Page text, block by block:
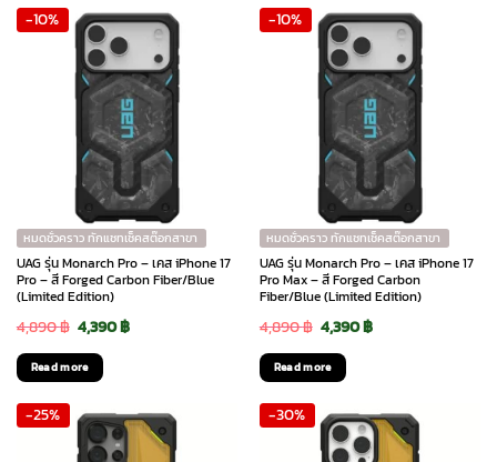
-10%
หมดชั่วคราว ทักแชทเช็คสต๊อกสาขา
UAG รุ่น Monarch Pro – เคส iPhone 17
Pro – สี Forged Carbon Fiber/Blue
(Limited Edition)
4,890฿ Original
price
was:
4,890 ฿.
4,390฿Current
4,390 ฿.
Read more
-10%
หมดชั่วคราว ทักแชทเช็คสต๊อกสาขา
UAG รุ่น Monarch Pro – เคส iPhone 17
Pro Max – สี Forged Carbon
Fiber/Blue (Limited Edition)
4,890฿ Original
price
was:
4,890 ฿.
4,390฿Current
4,390 ฿.
Read more
-25% -30%